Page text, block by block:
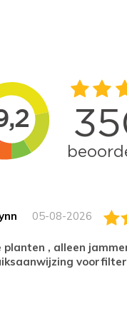
05-08-2026
voorfilter